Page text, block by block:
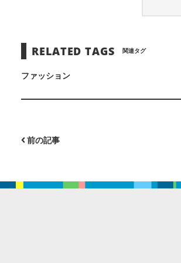
RELATED TAGS 関連タグ
ファッション
前の記事